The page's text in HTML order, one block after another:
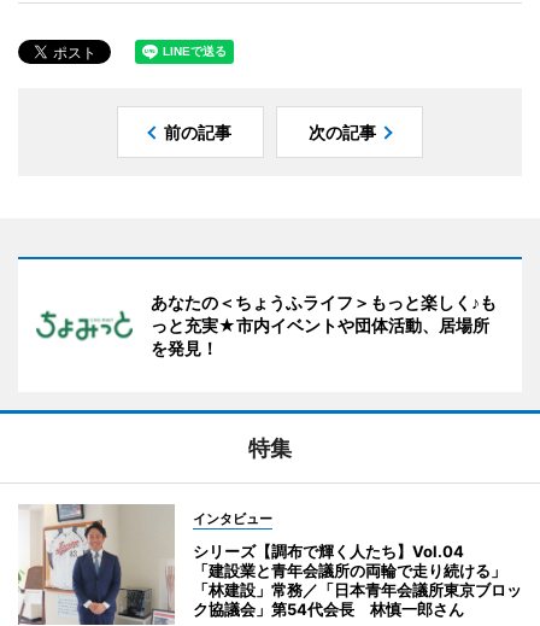
前の記事 次の記事
あなたの＜ちょうふライフ＞もっと楽しく♪も
っと充実★市内イベントや団体活動、居場所
を発見！
特集
インタビュー
シリーズ【調布で輝く人たち】Vol.04
「建設業と青年会議所の両輪で走り続ける」
「林建設」常務／「日本青年会議所東京ブロッ
ク協議会」第54代会長 林慎一郎さん